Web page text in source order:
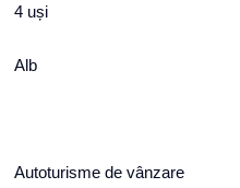
4 uși
Alb
Autoturisme de vânzare